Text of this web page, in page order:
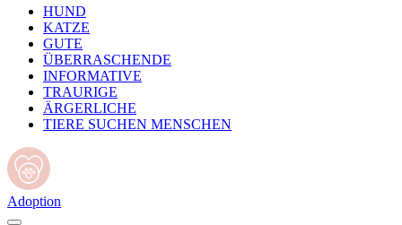
HUND
KATZE
GUTE
ÜBERRASCHENDE
INFORMATIVE
TRAURIGE
ÄRGERLICHE
TIERE SUCHEN MENSCHEN
Adoption